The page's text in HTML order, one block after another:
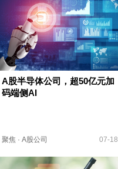
A股半导体公司，超50亿元加
码端侧AI
聚焦 · A股公司 07-18